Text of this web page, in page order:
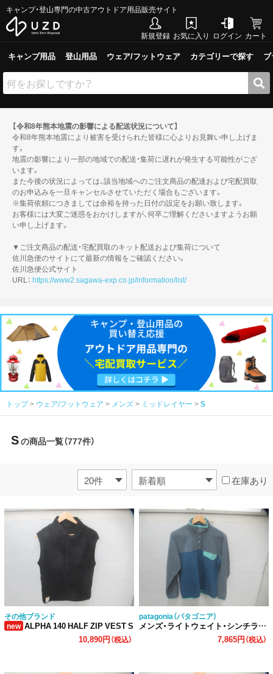
キャンプ・登山専門の中古アウトドア用品販売サイト
新規登録 お気に入り ログイン カート
キャンプ用品 登山用品 ウェア/フットウェア カテゴリーで探す
【令和8年熊本地震の影響による配送状況について】
令和8年熊本地震により被害を受けられた皆様に心よりお見舞い申し上げま
す。
地震の影響により一部の地域での配送・集荷に遅れが発生する可能性がござ
います。
また今後の状況によっては、該当地域へのご注文商品の配達および宅配買取
のお申込みを一旦キャンセルさせていただく場合もございます。
※集荷依頼につきましては余裕を持った日付の設定をお願い致します。
お客様には大変ご迷惑をおかけしますが、何卒ご理解くださいますようお願
い申し上げます。
▼ご注文商品の配送・宅配買取のキット配送および集荷について
佐川急便のサイトにて最新の情報をご確認ください。
佐川急便公式サイト
URL： https://www2.sagawa-exp.co.jp/information/list/
トップ ウェア/フットウェア メンズ ミッドレイヤー S
Sの商品一覧（777件）
在庫あり
その他ブランド
new ALPHA 140 HALF ZIP VEST S
10,890円（税込）
patagonia（パタゴニア）
メンズ・ライトウェイト・シンチラ・スナップT・プルオーバー
7,865円（税込）